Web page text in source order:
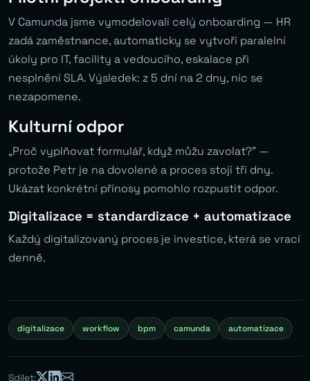
V Camunda jsme vymodelovali celý onboarding — HR
zadá zaměstnance, automaticky se vytvoří paralelní
úkoly pro IT, facility a vedoucího, eskalace při
nesplnění SLA. Výsledek: z 5 dní na 2 dny, nic se
nezapomene.
Kulturní odpor
„Proč vyplňovat formulář, když můžu zavolat?” —
protože Petr je na dovolené a proces stojí tři dny.
Ukázat konkrétní přínosy pomohlo rozpustit odpor.
Digitalizace = standardizace + automatizace
Každý digitalizovaný proces je investice, která se vrací
denně.
digitalizace workflow bpm camunda automatizace
Sdílet: